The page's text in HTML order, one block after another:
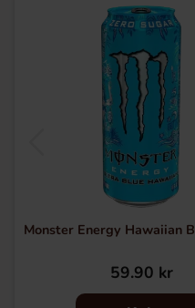
Monster Energy Hawaiian
59.90 kr